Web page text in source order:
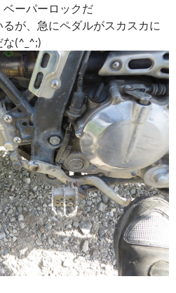
ベーパーロックだ
が、急にペダルがスカスカに
(^_^;)